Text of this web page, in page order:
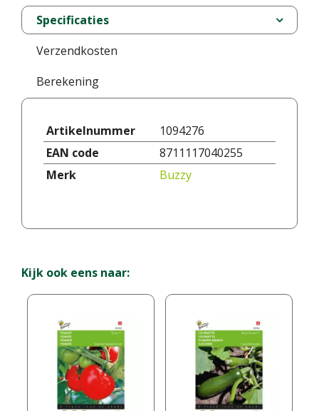
Specificaties
Verzendkosten
Berekening
Artikelnummer
1094276
EAN code
8711117040255
Merk
Buzzy
Kijk ook eens naar: